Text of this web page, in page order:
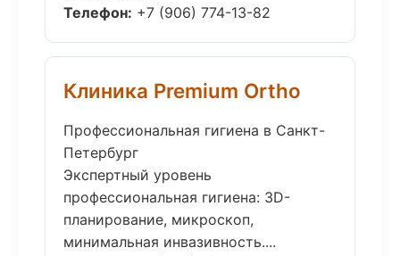
Телефон: +7 (906) 774-13-82
Клиника Premium Ortho
Профессиональная гигиена в Санкт-
Петербург
Экспертный уровень
профессиональная гигиена: 3D-
планирование, микроскоп,
минимальная инвазивность....